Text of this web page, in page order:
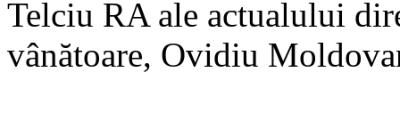
Telciu RA ale actualului
vânătoare, Ovidiu